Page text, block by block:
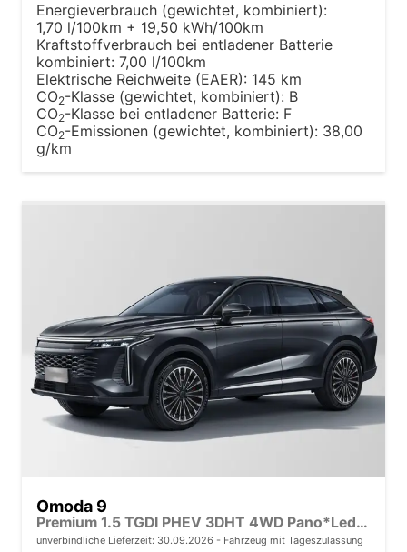
Energieverbrauch (gewichtet, kombiniert):
1,70 l/100km + 19,50 kWh/100km
Kraftstoffverbrauch bei entladener Batterie
kombiniert: 7,00 l/100km
Elektrische Reichweite (EAER): 145 km
CO2-Klasse (gewichtet, kombiniert): B
CO2-Klasse bei entladener Batterie: F
CO2-Emissionen (gewichtet, kombiniert): 38,00
g/km
Omoda 9
Premium 1.5 TGDI PHEV 3DHT 4WD Pano*Leder*540°Kamera*Android Auto*Navi*SHZ*20"
unverbindliche Lieferzeit: 30.09.2026 Fahrzeug mit Tageszulassung